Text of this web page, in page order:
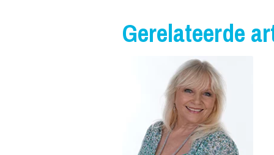
Gerelateerde